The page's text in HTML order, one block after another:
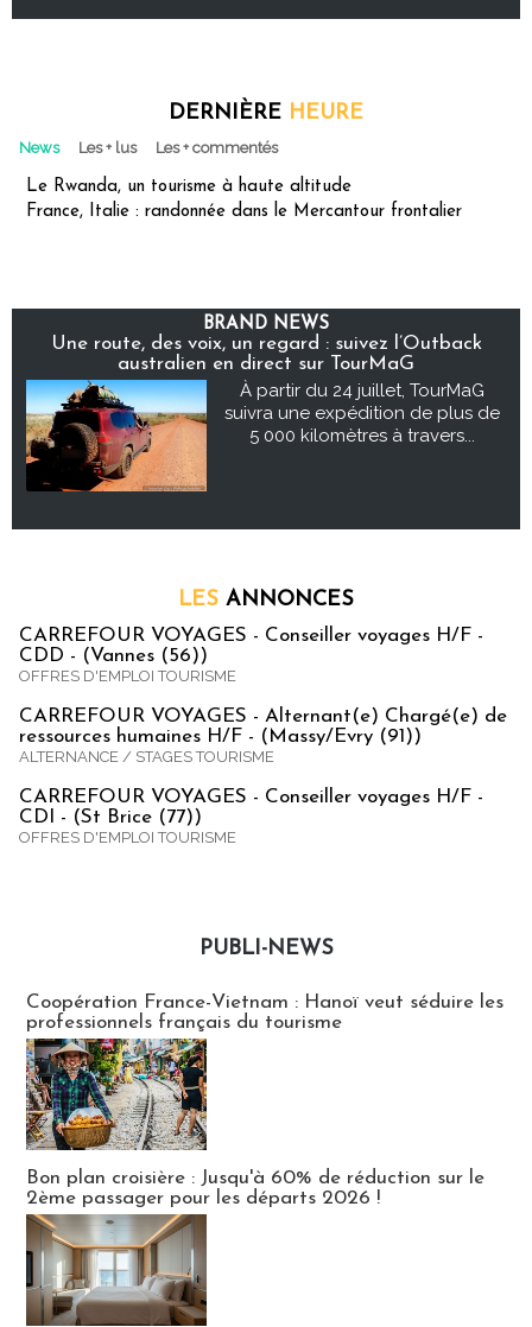
DERNIÈRE HEURE
News Les + lus Les + commentés
Le Rwanda, un tourisme à haute altitude
France, Italie : randonnée dans le Mercantour frontalier
BRAND NEWS
Une route, des voix, un regard : suivez l’Outback
australien en direct sur TourMaG
À partir du 24 juillet, TourMaG
suivra une expédition de plus de
5 000 kilomètres à travers...
LES ANNONCES
CARREFOUR VOYAGES - Conseiller voyages H/F -
CDD - (Vannes (56))
OFFRES D'EMPLOI TOURISME
CARREFOUR VOYAGES - Alternant(e) Chargé(e) de
ressources humaines H/F - (Massy/Evry (91))
ALTERNANCE / STAGES TOURISME
CARREFOUR VOYAGES - Conseiller voyages H/F -
CDI - (St Brice (77))
OFFRES D'EMPLOI TOURISME
PUBLI-NEWS
Coopération France-Vietnam : Hanoï veut séduire les
professionnels français du tourisme
Bon plan croisière : Jusqu'à 60% de réduction sur le
2ème passager pour les départs 2026 !